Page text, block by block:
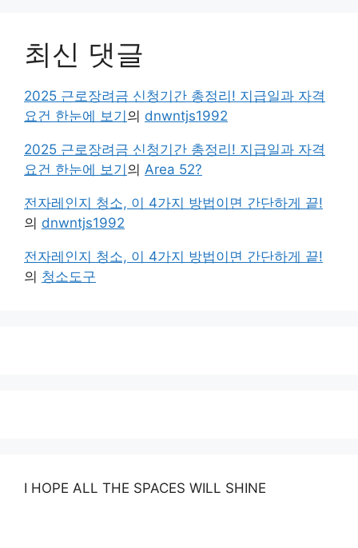
최신 댓글
2025 근로장려금 신청기간 총정리! 지급일과 자격
요건 한눈에 보기의 dnwntjs1992
2025 근로장려금 신청기간 총정리! 지급일과 자격
요건 한눈에 보기의 Area 52?
전자레인지 청소, 이 4가지 방법이면 간단하게 끝!
의 dnwntjs1992
전자레인지 청소, 이 4가지 방법이면 간단하게 끝!
의 청소도구
I HOPE ALL THE SPACES WILL SHINE